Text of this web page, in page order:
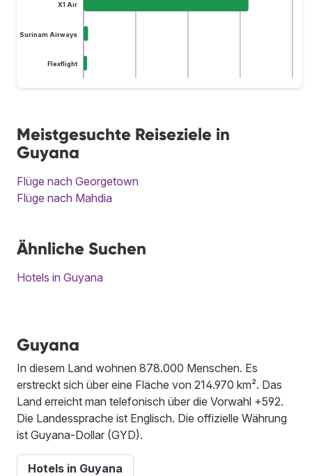
X1 Air
Surinam Airways
Flexflight
Meistgesuchte Reiseziele in
Guyana
Flüge nach Georgetown
Flüge nach Mahdia
Ähnliche Suchen
Hotels in Guyana
Guyana
In diesem Land wohnen 878.000 Menschen. Es
erstreckt sich über eine Fläche von 214.970 km². Das
Land erreicht man telefonisch über die Vorwahl +592.
Die Landessprache ist Englisch. Die offizielle Währung
ist Guyana-Dollar (GYD).
Hotels in Guyana